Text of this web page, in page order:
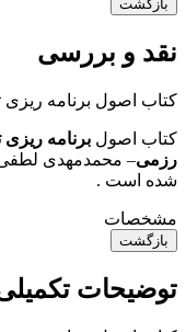
بازگشت
نقد و بررسی
کتاب اصول برنامه ریزی
کتاب اصول برنامه
رزمی– محمدمهدی
شده است .
مشخصات
بازگشت
توضیحات